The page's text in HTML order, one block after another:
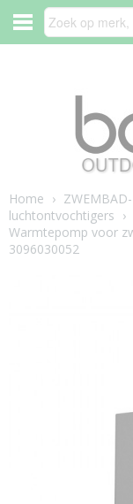
Home ›
luchtontvochtigers ›
Warmtepomp voor
3096030052